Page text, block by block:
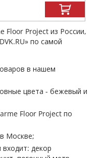
Floor Project из России,
по самой
в нашем
цвета - бежевый и
Floor Project по
Москве;
входит: декор